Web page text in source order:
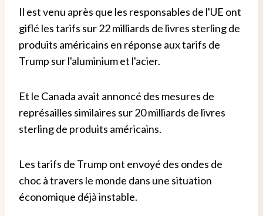
Il est venu après que les responsables de l'UE ont
giflé les tarifs sur 22 milliards de livres sterling de
produits américains en réponse aux tarifs de
Trump sur l'aluminium et l'acier.
Et le Canada avait annoncé des mesures de
représailles similaires sur 20 milliards de livres
sterling de produits américains.
Les tarifs de Trump ont envoyé des ondes de
choc à travers le monde dans une situation
économique déjà instable.